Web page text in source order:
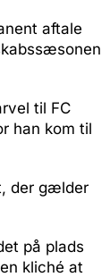
aftale
til FC
han kom til
der gælder
på plads
kliché at